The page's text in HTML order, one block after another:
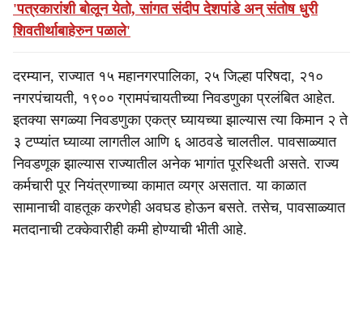
'पत्रकारांशी बोलून येतो, सांगत संदीप देशपांडे अन् संतोष धुरी
शिवतीर्थाबाहेरुन पळाले'
दरम्यान, राज्यात १५ महानगरपालिका, २५ जिल्हा परिषदा, २१०
नगरपंचायती, १९०० ग्रामपंचायतीच्या निवडणुका प्रलंबित आहेत.
इतक्या सगळ्या निवडणुका एकत्र घ्यायच्या झाल्यास त्या किमान २ ते
३ टप्प्यांत घ्याव्या लागतील आणि ६ आठवडे चालतील. पावसाळ्यात
निवडणूक झाल्यास राज्यातील अनेक भागांत पूरस्थिती असते. राज्य
कर्मचारी पूर नियंत्रणाच्या कामात व्यग्र असतात. या काळात
सामानाची वाहतूक करणेही अवघड होऊन बसते. तसेच, पावसाळ्यात
मतदानाची टक्केवारीही कमी होण्याची भीती आहे.